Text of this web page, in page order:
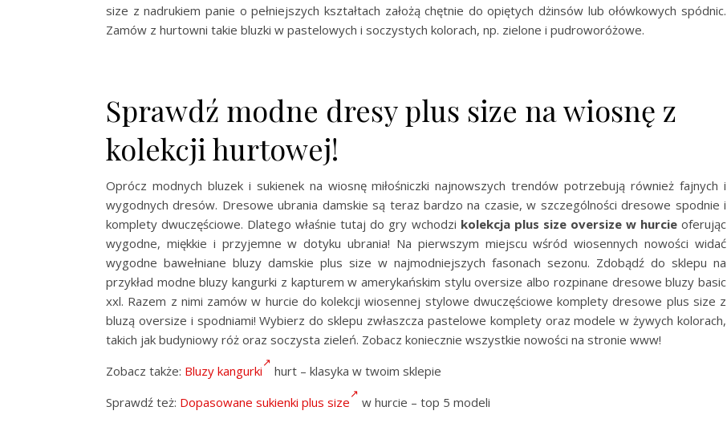
size z nadrukiem panie o pełniejszych kształtach założą chętnie do opiętych dżinsów lub ołówkowych spódnic.
Zamów z hurtowni takie bluzki w pastelowych i soczystych kolorach, np. zielone i pudroworóżowe.
Sprawdź modne dresy plus size na wiosnę z
kolekcji hurtowej!
Oprócz modnych bluzek i sukienek na wiosnę miłośniczki najnowszych trendów potrzebują również fajnych i
wygodnych dresów. Dresowe ubrania damskie są teraz bardzo na czasie, w szczególności dresowe spodnie i
komplety dwuczęściowe. Dlatego właśnie tutaj do gry wchodzi kolekcja plus size oversize w hurcieoferując
wygodne, miękkie i przyjemne w dotyku ubrania! Na pierwszym miejscu wśród wiosennych nowości widać
wygodne bawełniane bluzy damskie plus size w najmodniejszych fasonach sezonu. Zdobądź do sklepu na
przykład modne bluzy kangurki z kapturem w amerykańskim stylu oversize albo rozpinane dresowe bluzy basic
xxl. Razem z nimi zamów w hurcie do kolekcji wiosennej stylowe dwuczęściowe komplety dresowe plus size z
bluzą oversize i spodniami! Wybierz do sklepu zwłaszcza pastelowe komplety oraz modele w żywych kolorach,
takich jak budyniowy róż oraz soczysta zieleń. Zobacz koniecznie wszystkie nowości na stronie www!
Zobacz także: Bluzy kangurki
hurt – klasyka w twoim sklepie
Sprawdź też: Dopasowane sukienki plus size w hurcie – top 5 modeli